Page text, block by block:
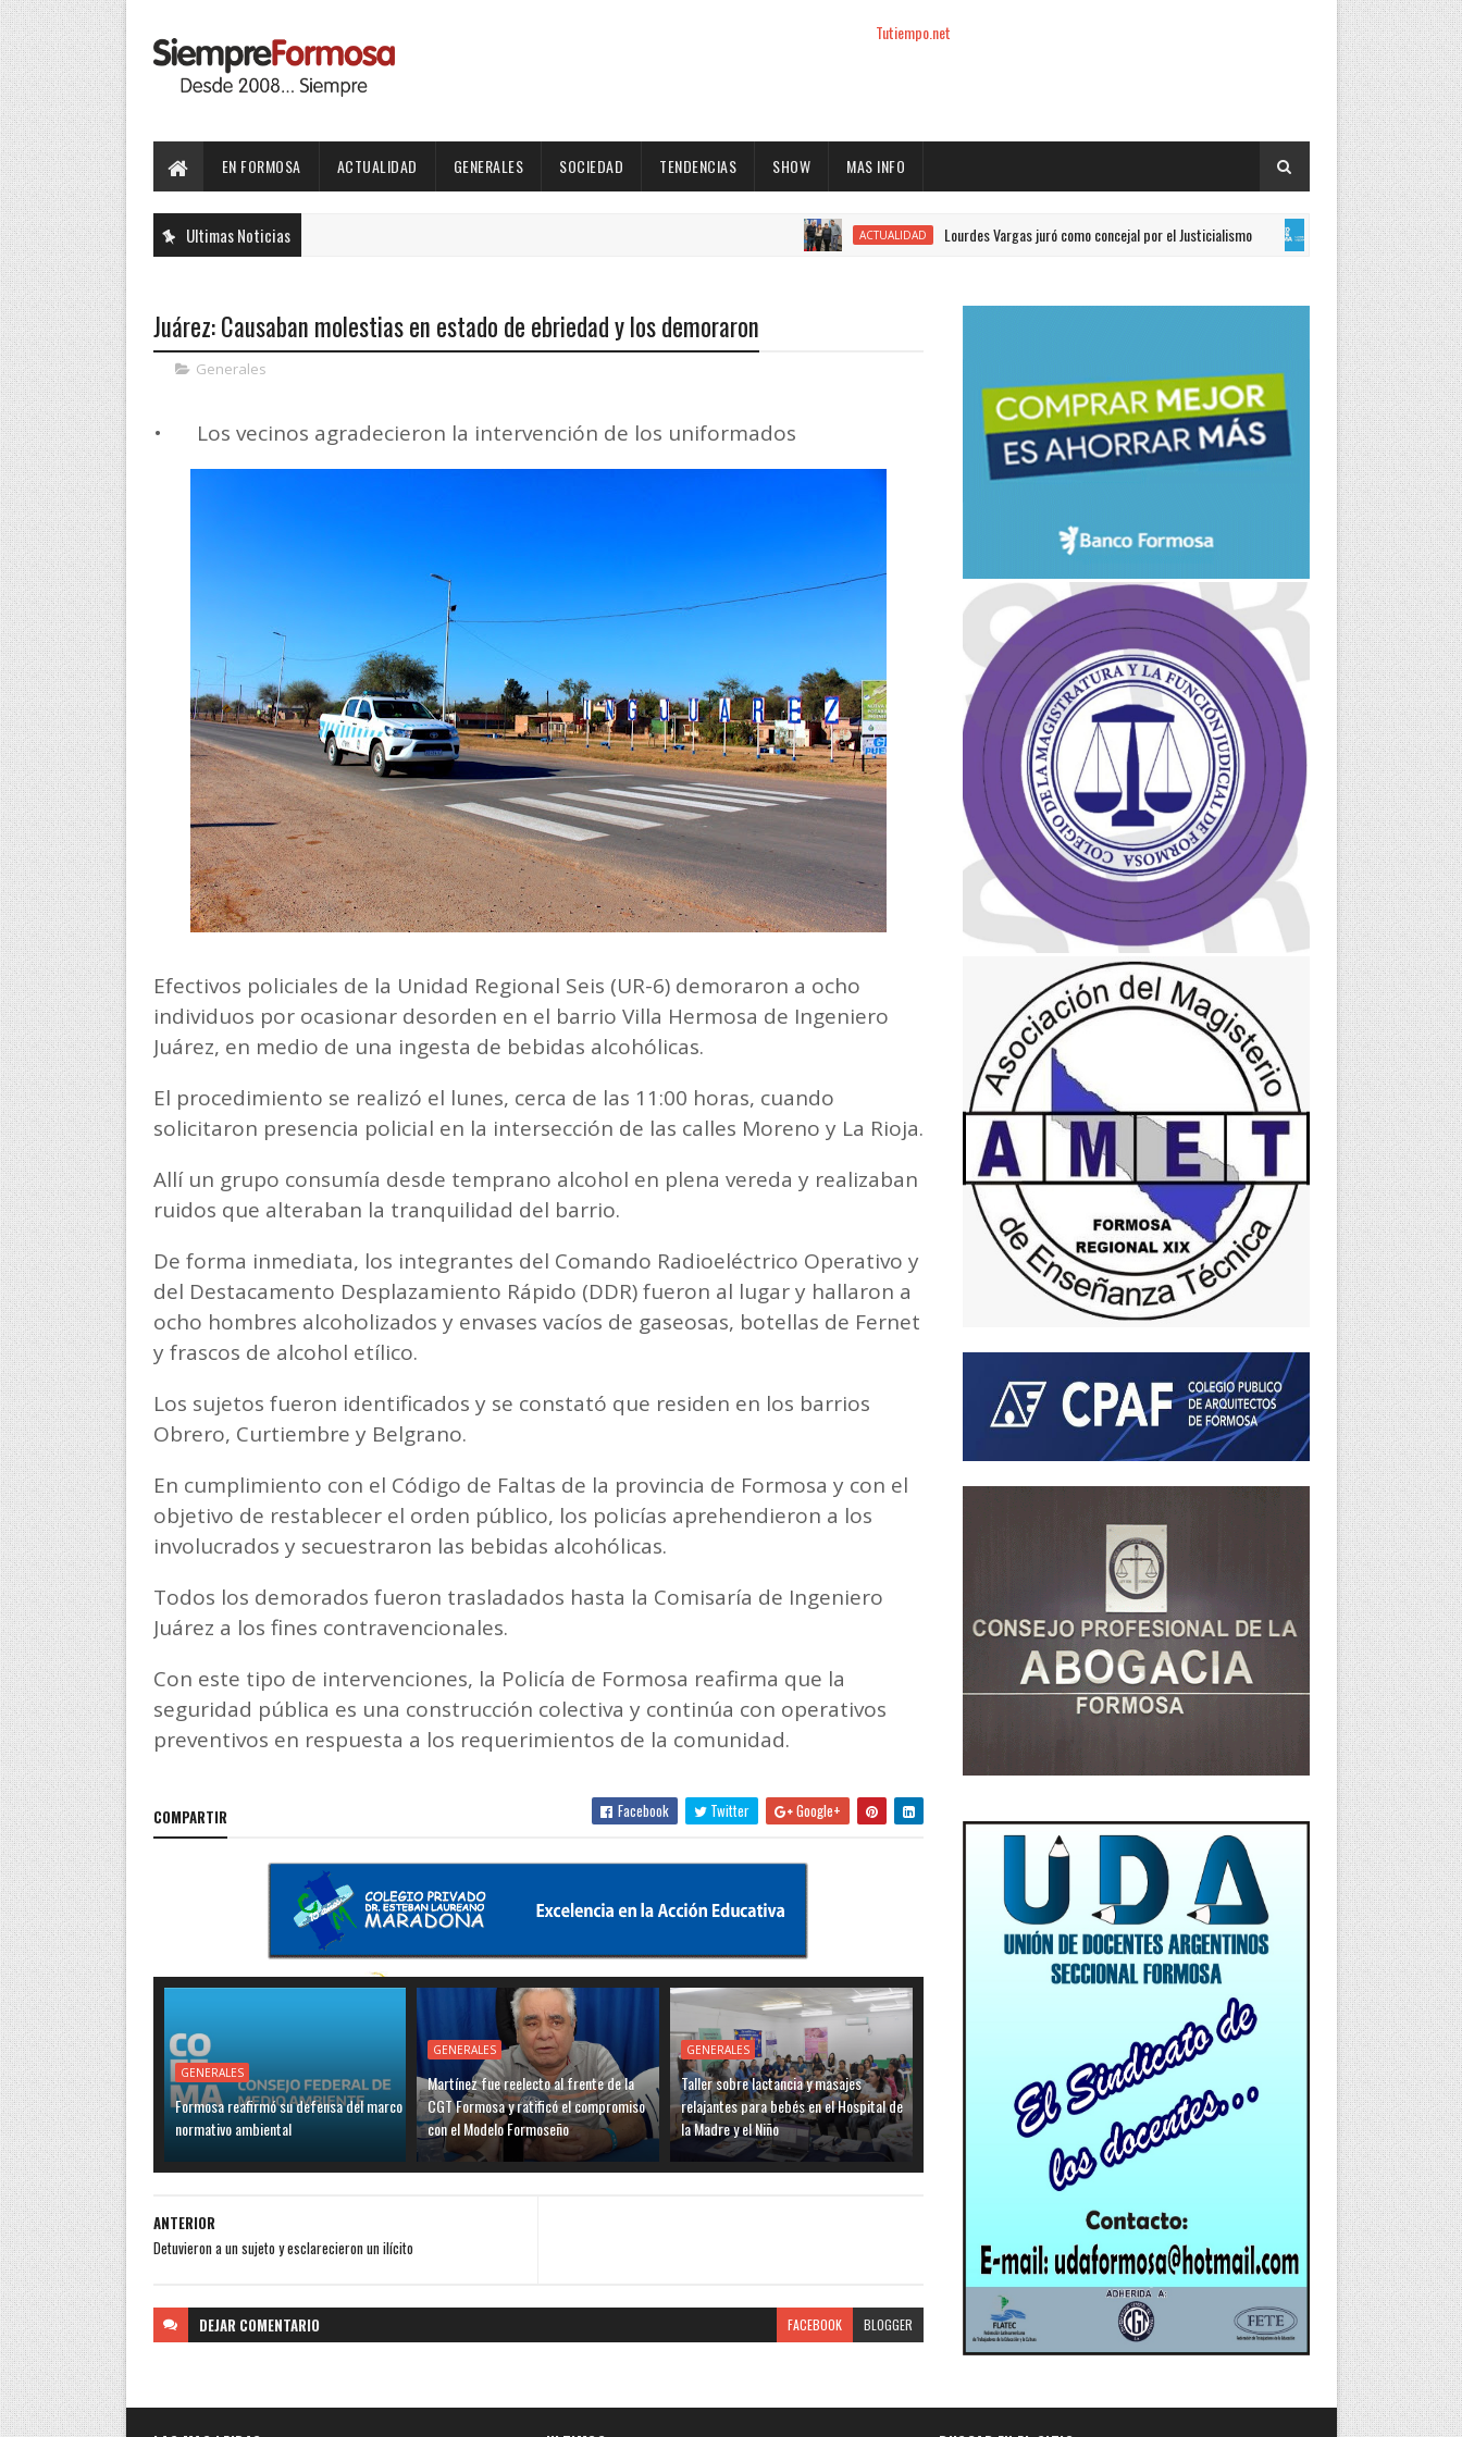
Tutiempo.net
EN FORMOSA ACTUALIDAD GENERALES SOCIEDAD TENDENCIAS SHOW MAS INFO
Ultimas Noticias ACTUALIDAD Lourdes Vargas juró como concejal por el Justicialismo GENERALES Formosa
Juárez: Causaban molestias en estado de ebriedad y los demoraron
Generales
• Los vecinos agradecieron la intervención de los uniformados
Efectivos policiales de la Unidad Regional Seis (UR-6) demoraron a ocho
individuos por ocasionar desorden en el barrio Villa Hermosa de Ingeniero
Juárez, en medio de una ingesta de bebidas alcohólicas.
El procedimiento se realizó el lunes, cerca de las 11:00 horas, cuando
solicitaron presencia policial en la intersección de las calles Moreno y La Rioja.
Allí un grupo consumía desde temprano alcohol en plena vereda y realizaban
ruidos que alteraban la tranquilidad del barrio.
De forma inmediata, los integrantes del Comando Radioeléctrico Operativo y
del Destacamento Desplazamiento Rápido (DDR) fueron al lugar y hallaron a
ocho hombres alcoholizados y envases vacíos de gaseosas, botellas de Fernet
y frascos de alcohol etílico.
Los sujetos fueron identificados y se constató que residen en los barrios
Obrero, Curtiembre y Belgrano.
En cumplimiento con el Código de Faltas de la provincia de Formosa y con el
objetivo de restablecer el orden público, los policías aprehendieron a los
involucrados y secuestraron las bebidas alcohólicas.
Todos los demorados fueron trasladados hasta la Comisaría de Ingeniero
Juárez a los fines contravencionales.
Con este tipo de intervenciones, la Policía de Formosa reafirma que la
seguridad pública es una construcción colectiva y continúa con operativos
preventivos en respuesta a los requerimientos de la comunidad.
COMPARTIR Facebook Twitter Google+
GENERALES
Formosa reafirmó su defensa del marco
normativo ambiental
GENERALES
Martínez fue reelecto al frente de la
CGT Formosa y ratificó el compromiso
con el Modelo Formoseño
GENERALES
Taller sobre lactancia y masajes
relajantes para bebés en el Hospital de
la Madre y el Niño
ANTERIOR
Detuvieron a un sujeto y esclarecieron un ilícito
DEJAR COMENTARIO FACEBOOK BLOGGER